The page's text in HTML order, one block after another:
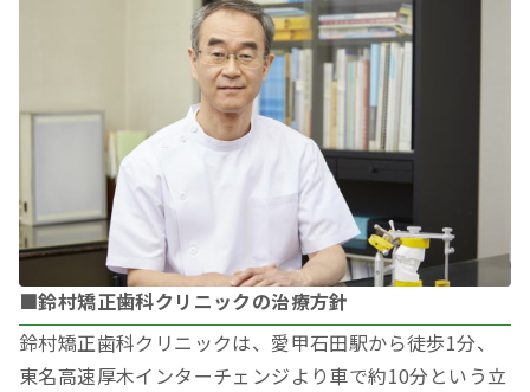
■鈴村矯正歯科クリニックの治療方針
鈴村矯正歯科クリニックは、愛甲石田駅から徒歩1分、
東名高速厚木インターチェンジより車で約10分という立